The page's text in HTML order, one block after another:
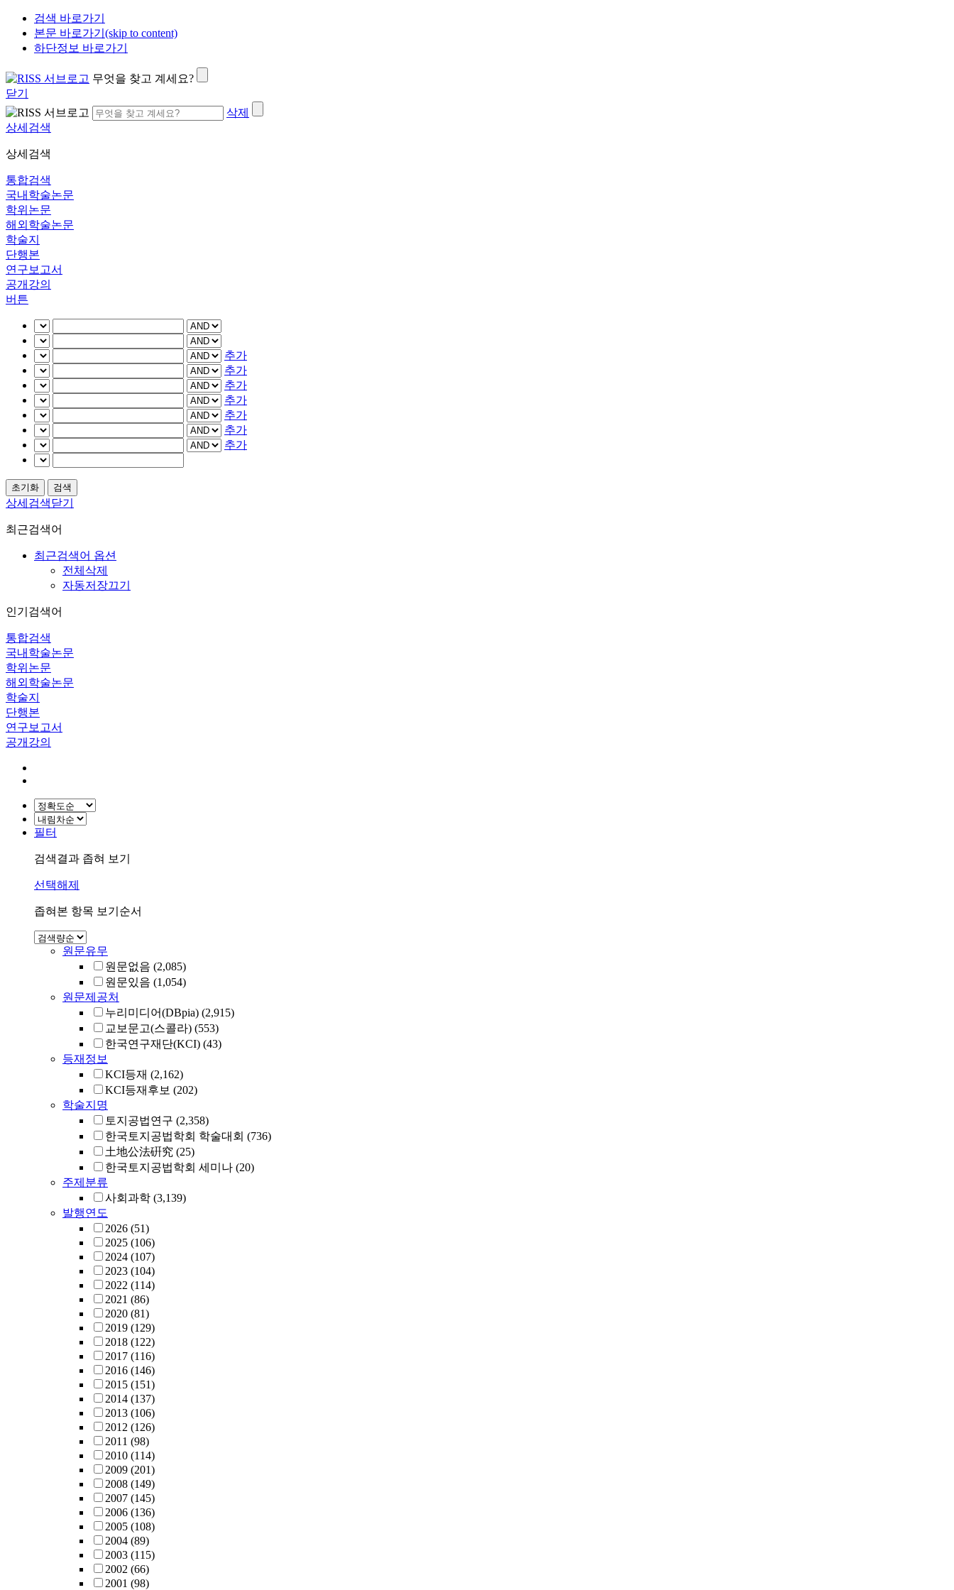
검색 바로가기
본문 바로가기(skip to content)
하단정보 바로가기
무엇을 찾고 계세요?
닫기
삭제
상세검색
상세검색
통합검색
국내학술논문
학위논문
해외학술논문
학술지
단행본
연구보고서
공개강의
버튼
추가
추가
추가
추가
추가
추가
추가
상세검색닫기
최근검색어
최근검색어 옵션
전체삭제
자동저장끄기
인기검색어
통합검색
국내학술논문
학위논문
해외학술논문
학술지
단행본
연구보고서
공개강의
필터
검색결과 좁혀 보기
선택해제
좁혀본 항목 보기순서
원문유무
원문없음 (2,085)
원문있음 (1,054)
원문제공처
누리미디어(DBpia) (2,915)
교보문고(스콜라) (553)
한국연구재단(KCI) (43)
등재정보
KCI등재 (2,162)
KCI등재후보 (202)
학술지명
토지공법연구 (2,358)
한국토지공법학회 학술대회 (736)
土地公法硏究 (25)
한국토지공법학회 세미나 (20)
주제분류
사회과학 (3,139)
발행연도
2026 (51)
2025 (106)
2024 (107)
2023 (104)
2022 (114)
2021 (86)
2020 (81)
2019 (129)
2018 (122)
2017 (116)
2016 (146)
2015 (151)
2014 (137)
2013 (106)
2012 (126)
2011 (98)
2010 (114)
2009 (201)
2008 (149)
2007 (145)
2006 (136)
2005 (108)
2004 (89)
2003 (115)
2002 (66)
2001 (98)